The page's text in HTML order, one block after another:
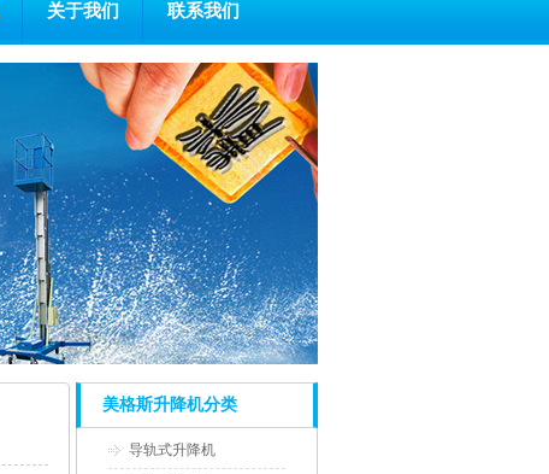
关于我们 联系我们
美格斯升降机分类
导轨式升降机